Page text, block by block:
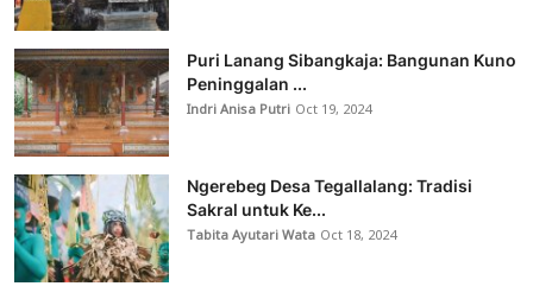
Puri Lanang Sibangkaja: Bangunan Kuno
Peninggalan ...
Indri Anisa Putri Oct 19, 2024
Ngerebeg Desa Tegallalang: Tradisi
Sakral untuk Ke...
Tabita Ayutari Wata Oct 18, 2024